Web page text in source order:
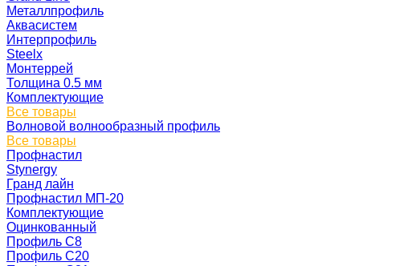
Металлпрофиль
Аквасистем
Интерпрофиль
Steelx
Монтеррей
Толщина 0.5 мм
Комплектующие
Все товары
Волновой волнообразный профиль
Все товары
Профнастил
Stynergy
Гранд лайн
Профнастил МП-20
Комплектующие
Оцинкованный
Профиль С8
Профиль С20